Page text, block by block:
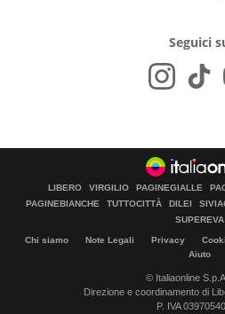
Seguici
LIBERO VIRGILIO PAGINEGIALLE
PAGINEBIANCHE
TUTTOCITTÀ DILEI
SUPEREVA
Chi siamo Note Legali Privacy
Aiuto
© Italiaonline
Direzione e coordinamento di
P. IVA